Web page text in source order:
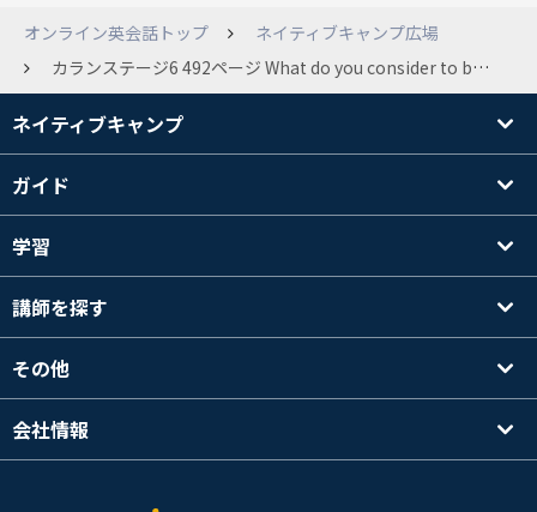
オンライン英会話トップ
ネイティブキャンプ広場
カランステージ6 492ページ What do you consider to be the duty a person owes to society in which they live?についてなのですが、どうのような日本語訳になりますか？oweが日本語にしづらく、意味がぼやけてる状態です。
ネイティブキャンプ
ガイド
学習
講師を探す
その他
会社情報